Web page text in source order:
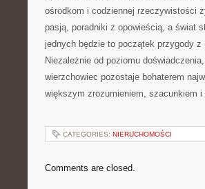
ośrodkom i codziennej rzeczywistości
pasją, poradniki z opowieścią, a świat
jednych będzie to początek przygody
Niezależnie od poziomu
wierzchowiec pozostaje bohaterem
większym zrozumieniem, szacunkiem i
CATEGORIES: NIERUCHOMOŚCI
Comments are closed.